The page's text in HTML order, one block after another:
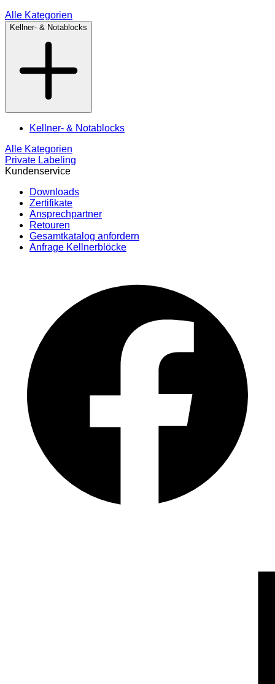
Alle Kategorien
Kellner- & Notablocks
Kellner- & Notablocks
Alle Kategorien
Private Labeling
Kundenservice
Downloads
Zertifikate
Ansprechpartner
Retouren
Gesamtkatalog anfordern
Anfrage Kellnerblöcke